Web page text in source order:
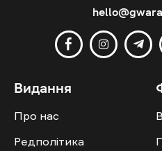
Видання
Про нас
Редполітика